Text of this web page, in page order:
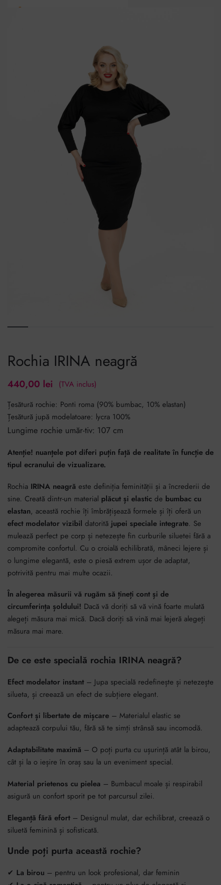
conținut
Rochia IRINA neagră
440,00 lei
(TVA inclus)
Țesătură rochie: Ponti roma (90% bumbac, 10% elastan)
Țesătură jupă modelatoare: lycra 100%
Lungime rochie umăr-tiv: 107 cm
Atenție! nuanțele pot diferi puțin față de realitate în funcție de
tipul ecranului de vizualizare.
Rochia IRINA neagră este definiția feminității și a încrederii de
sine. Creată dintr-un material plăcut și elastic de bumbac cu
elastan, această rochie îți îmbrățișează formele și îți oferă un
efect modelator vizibil datorită jupei speciale integrate. Se
mulează perfect pe corp și netezește fin curburile siluetei fără a
compromite confortul. Cu o croială echilibrată, mâneci lejere și
o lungime elegantă, este o piesă extrem ușor de adaptat,
potrivită pentru mai multe ocazii.
În alegerea măsurii vă rugăm să țineți cont și de
circumferința șoldului! Dacă vă doriți să vă vină foarte mulată
alegeți măsura mai mică. Dacă doriți să vină mai lejeră alegeți
măsura mai mare.
De ce este specială rochia IRINA neagră?
Efect modelator instant – Jupa specială redefinește și netezește
silueta, și creează un efect de subțiere elegant.
Confort și libertate de mișcare – Materialul elastic se
adaptează corpului tău, fără să te simți strânsă sau incomodă.
Adaptabilitate maximă – O poți purta cu ușurință atât la birou,
cât și la o ieșire în oraș sau la un eveniment special.
Material prietenos cu pielea – Bumbacul moale și respirabil
asigură un confort sporit pe tot parcursul zilei.
Eleganță fără efort – Designul mulat, dar echilibrat, creează o
siluetă feminină și sofisticată.
Unde poți purta această rochie?
✔ La birou – pentru un look profesional, dar feminin